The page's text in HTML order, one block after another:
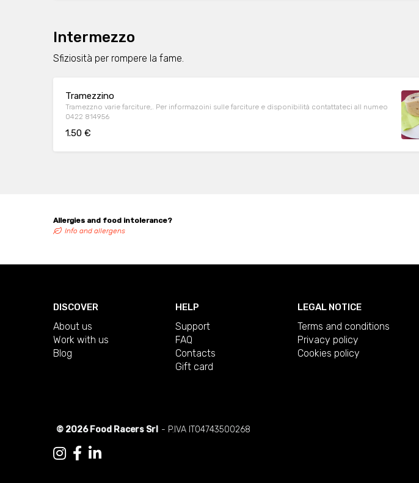
Intermezzo
Sfiziosità per rompere la fame.
Tramezzino
Tramezzno varie farciture,. Per informazoini sulle farciture e disponibilità contattateci all numeo
0422 814956
1.50 €
Allergies and food intolerance?
Info and allergens
DISCOVER
About us
Work with us
Blog
HELP
Support
FAQ
Contacts
Gift card
LEGAL NOTICE
Terms and conditions
Privacy policy
Cookies policy
© 2026 Food Racers Srl - P.IVA IT04743500268